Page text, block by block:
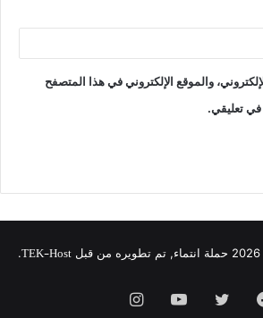
والموقع الإلكتروني في هذا المتصفح
في تعليقي.
TEK-Host
.
فيسبوك تويتر يوتيوبانستقرام